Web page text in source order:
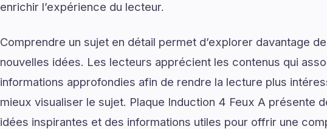
enrichir l’expérience du lecteur.
Comprendre un sujet en détail permet d’explorer davantage
nouvelles idées. Les lecteurs apprécient les contenus qui
informations approfondies afin de rendre la lecture plus
mieux visualiser le sujet. Plaque Induction 4 Feux A présente
idées inspirantes et des informations utiles pour offrir une